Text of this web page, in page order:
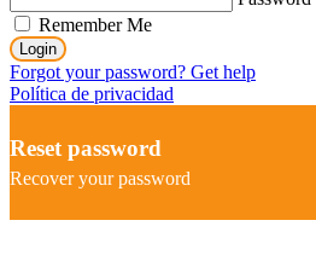
Remember Me
Login
Forgot your password? Get help
Política de privacidad
Reset password
Recover your password